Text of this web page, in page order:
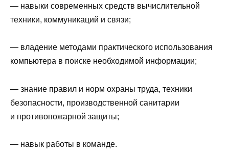
— навыки современных средств вычислительной
техники, коммуникаций и связи;
— владение методами практического использования
компьютера в поиске необходимой информации;
— знание правил и норм охраны труда, техники
безопасности, производственной санитарии
и противопожарной защиты;
— навык работы в команде.